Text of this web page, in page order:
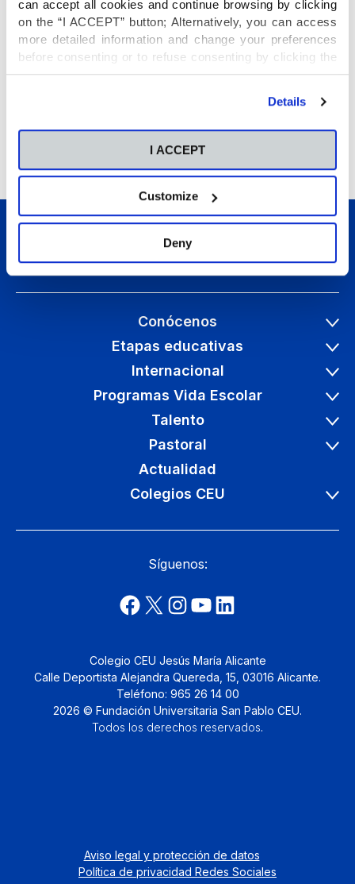
can accept all cookies and continue browsing by clicking
on the “I ACCEPT” button; Alternatively, you can access
more detailed information and change your preferences
before consenting or to refuse consenting by clicking the
"Personalize" button. For more information you can visit
Details
I ACCEPT
Customize
Deny
motivador para los estudiantes. El contacto con
la naturaleza fomenta su creatividad, su
capacidad de exploración, de observación y
problemas, ganan en seguridad y autonomía y
toman conciencia de lo importante que es
respetar el medio ambiente.
Conócenos
Etapas educativas
Internacional
Programas Vida Escolar
Talento
Pastoral
Actualidad
Colegios CEU
Síguenos:
Colegio CEU Jesús María Alicante
Calle Deportista Alejandra Quereda, 15, 03016 Alicante.
Teléfono: 965 26 14 00
2026 © Fundación Universitaria San Pablo CEU.
Todos los derechos reservados.
Aviso legal y protección de datos
Política de privacidad Redes Sociales